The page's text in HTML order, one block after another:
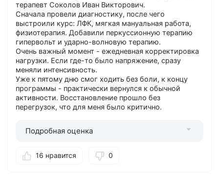
терапевт Соколов Иван Викторович.
Сначала провели диагностику, после чего
выстроили курс: ЛФК, мягкая мануальная работа,
физиотерапия. Добавили перкуссионную терапию
гипервольт и ударно-волновую терапию.
Очень важный момент - ежедневная корректировка
нагрузки. Если где-то было напряжение, сразу
меняли интенсивность.
Уже к пятому дню смог ходить без боли, к концу
программы - практически вернулся к обычной
активности. Восстановление прошло без
перегрузок, что для меня было критично.
Подробная оценка
16 нравится 0